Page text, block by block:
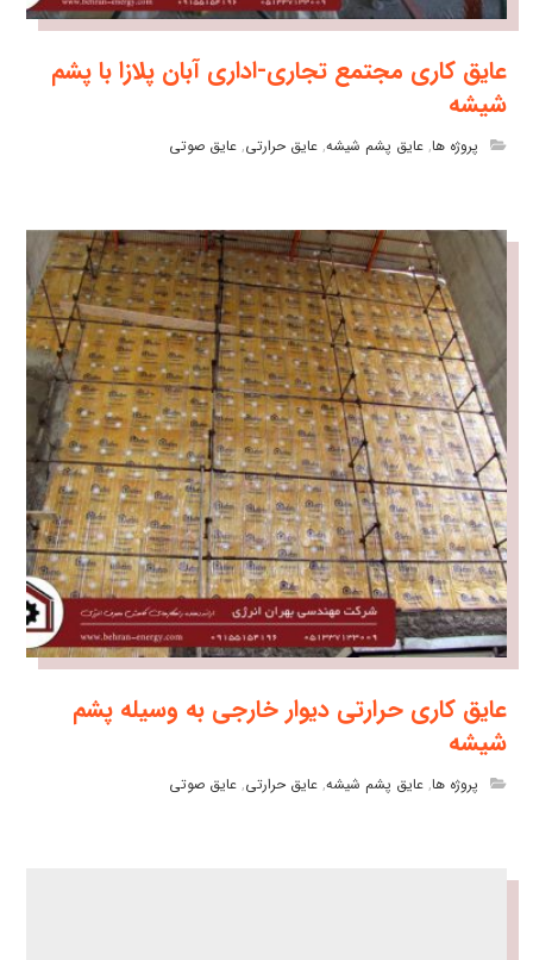
عایق کاری مجتمع تجاری-اداری آبان پلازا با پشم
شیشه
پروژه ها,عایق پشم شیشه,عایق حرارتی,عایق صوتی
عایق کاری حرارتی دیوار خارجی به وسیله پشم
شیشه
پروژه ها,عایق پشم شیشه,عایق حرارتی,عایق صوتی